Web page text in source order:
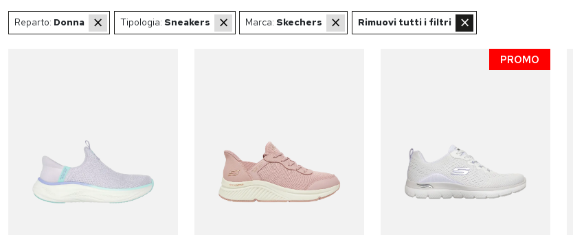
Reparto: Donna × Tipologia: Sneakers × Marca: Skechers × Rimuovi tutti i filtri ×
PROMO